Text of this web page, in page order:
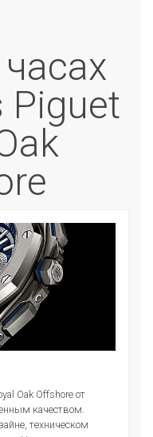
Piguet
Oak Offshore от
качеством.
техническом